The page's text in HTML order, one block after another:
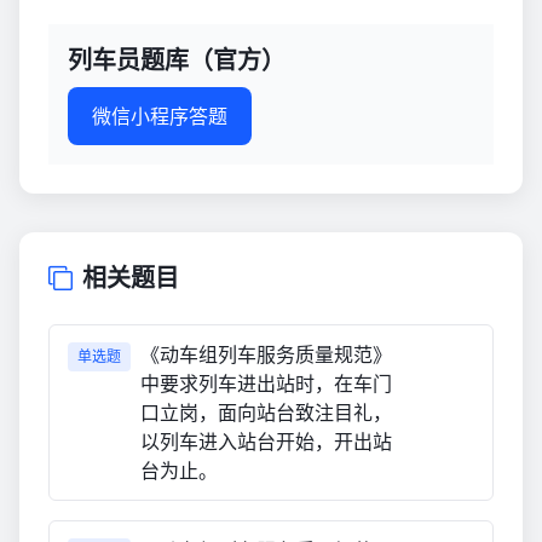
列车员题库（官方）
微信小程序答题
相关题目
单选题
《动车组列车服务质量规范》
中要求列车进出站时，在车门
口立岗，面向站台致注目礼，
以列车进入站台开始，开出站
台为止。